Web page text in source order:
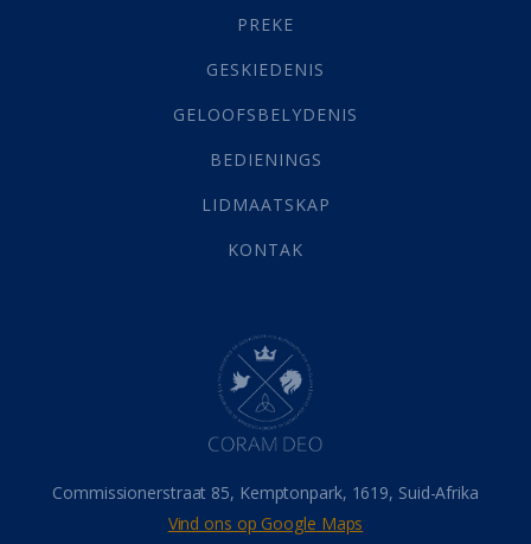
(21)
Grys Areas(4)
Lewensdoel(3)
Selfondersoek(1)
Werk(22)
(142)
Hemel (31)
Israel (14)
Millennium(1)
Oordeelsdag(19)
Verheerlikte liggaam
Wederkoms
(27)
PREKE
GESKIEDENIS
GELOOFSBELYDENIS
BEDIENINGS
LIDMAATSKAP
KONTAK
Commissionerstraat 85, Kemptonpark, 1619, Suid-Afrika
Vind ons op Google Maps